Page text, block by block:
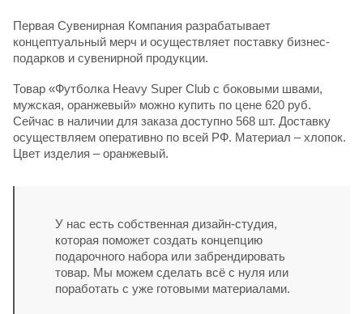
Первая Сувенирная Компания разрабатывает
концептуальный мерч и осуществляет поставку бизнес-
подарков и сувенирной продукции.
Товар «Футболка Heavy Super Club с боковыми швами,
мужская, оранжевый» можно купить по цене 620 руб.
Сейчас в наличии для заказа доступно 568 шт. Доставку
осуществляем оперативно по всей РФ. Материал – хлопок.
Цвет изделия – оранжевый.
У нас есть собственная дизайн-студия,
которая поможет создать концепцию
подарочного набора или забрендировать
товар. Мы можем сделать всё с нуля или
поработать с уже готовыми материалами.